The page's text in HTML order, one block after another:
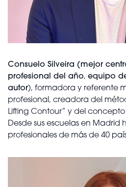
Consuelo Silveira (mejor
profesional del año, equipo
autor), formadora y referente
profesional, creadora del
Lifting Contour” y del
Desde sus escuelas en Madrid
profesionales de más de 40